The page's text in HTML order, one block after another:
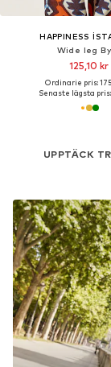
HAPPINESS
Wide leg
125,10 kr
Ordinarie pris:
Senaste lägsta pris:
UPPTÄCK